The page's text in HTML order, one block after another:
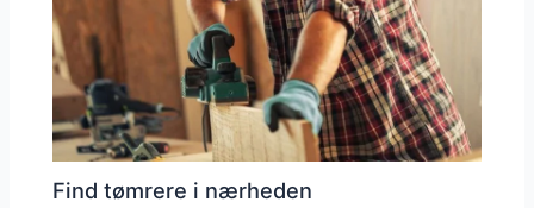
Find tømrere i nærheden